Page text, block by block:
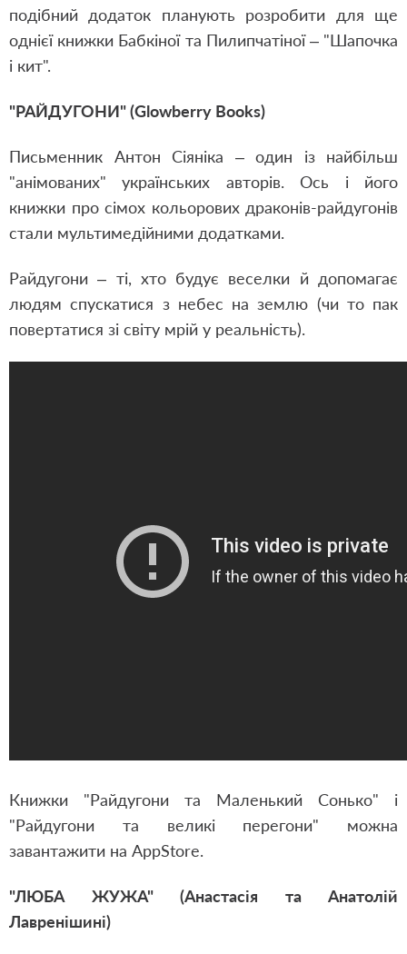
подібний додаток планують розробити для ще
однієї книжки Бабкіної та Пилипчатіної – "Шапочка
і кит".
"РАЙДУГОНИ" (Glowberry Books)
Письменник Антон Сіяніка – один із найбільш
"анімованих" українських авторів. Ось і його
книжки про сімох кольорових драконів-райдугонів
стали мультимедійними додатками.
Райдугони – ті, хто будує веселки й допомагає
людям спускатися з небес на землю (чи то пак
повертатися зі світу мрій у реальність).
Книжки "Райдугони та Маленький Сонько" і
"Райдугони та великі перегони" можна
завантажити на AppStore.
"ЛЮБА ЖУЖА" (Анастасія та Анатолій
Лавренішині)